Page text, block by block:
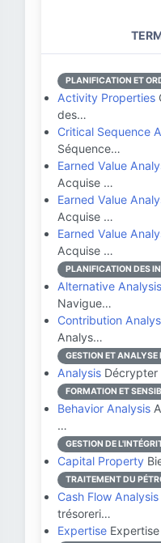
PLANIFICATION ET
Activity Properties
des…
Critical Sequence
Séquence…
Earned Value
Acquise …
Earned Value
Acquise …
Earned Value
Acquise …
PLANIFICATION DES
Alternative Analysis
Navigue…
Contribution
Analys…
GESTION ET ANALYSE
Analysis Décrypter
FORMATION ET
Behavior Analysis
…
GESTION DE
Capital Property
TRAITEMENT DU
Cash Flow Analysis
trésoreri…
Expertise